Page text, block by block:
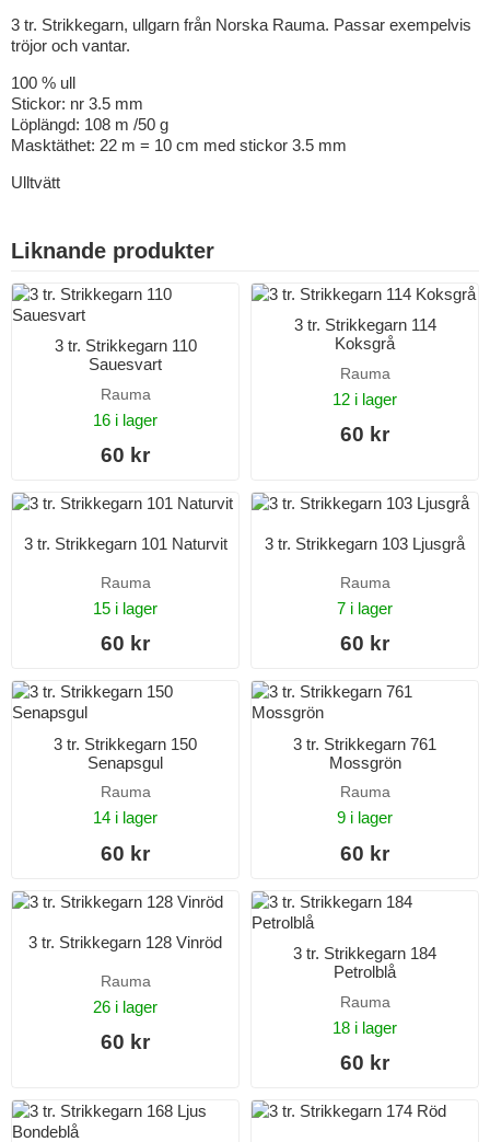
3 tr. Strikkegarn, ullgarn från Norska Rauma. Passar exempelvis
tröjor och vantar.
100 % ull
Stickor: nr 3.5 mm
Löplängd: 108 m /50 g
Masktäthet: 22 m = 10 cm med stickor 3.5 mm
Ulltvätt
Liknande produkter
3 tr. Strikkegarn 110
Sauesvart
Rauma
16 i lager
60 kr
3 tr. Strikkegarn 114
Koksgrå
Rauma
12 i lager
60 kr
3 tr. Strikkegarn 101 Naturvit
Rauma
15 i lager
60 kr
3 tr. Strikkegarn 103 Ljusgrå
Rauma
7 i lager
60 kr
3 tr. Strikkegarn 150
Senapsgul
Rauma
14 i lager
60 kr
3 tr. Strikkegarn 761
Mossgrön
Rauma
9 i lager
60 kr
3 tr. Strikkegarn 128 Vinröd
Rauma
26 i lager
60 kr
3 tr. Strikkegarn 184
Petrolblå
Rauma
18 i lager
60 kr